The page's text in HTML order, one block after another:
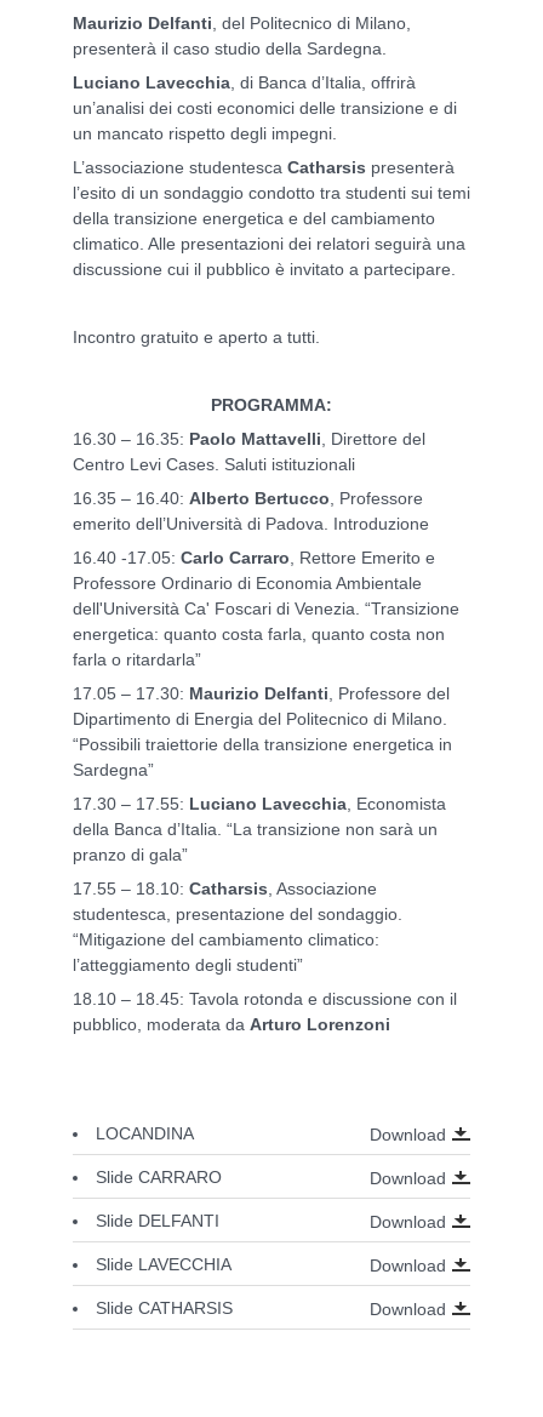
Maurizio Delfanti , del Politecnico di Milano,
presenterà il caso studio della Sardegna.
Luciano Lavecchia , di Banca d’Italia, offrirà
un’analisi dei costi economici delle transizione e di
un mancato rispetto degli impegni.
L’associazione studentesca Catharsis presenterà
l’esito di un sondaggio condotto tra studenti sui temi
della transizione energetica e del cambiamento
climatico. Alle presentazioni dei relatori seguirà una
discussione cui il pubblico è invitato a partecipare.
Incontro gratuito e aperto a tutti.
PROGRAMMA:
16.30 – 16.35: Paolo Mattavelli , Direttore del
Centro Levi Cases. Saluti istituzionali
16.35 – 16.40: Alberto Bertucco , Professore
emerito dell’Università di Padova. Introduzione
16.40 -17.05: Carlo Carraro , Rettore Emerito e
Professore Ordinario di Economia Ambientale
dell'Università Ca' Foscari di Venezia. “Transizione
energetica: quanto costa farla, quanto costa non
farla o ritardarla”
17.05 – 17.30: Maurizio Delfanti , Professore del
Dipartimento di Energia del Politecnico di Milano.
“Possibili traiettorie della transizione energetica in
Sardegna”
17.30 – 17.55: Luciano Lavecchia , Economista
della Banca d’Italia. “La transizione non sarà un
pranzo di gala”
17.55 – 18.10: Catharsis , Associazione
studentesca, presentazione del sondaggio.
“Mitigazione del cambiamento climatico:
l’atteggiamento degli studenti”
18.10 – 18.45: Tavola rotonda e discussione con il
pubblico, moderata da Arturo Lorenzoni
LOCANDINA Download
Slide CARRARO Download
Slide DELFANTI Download
Slide LAVECCHIA Download
Slide CATHARSIS Download